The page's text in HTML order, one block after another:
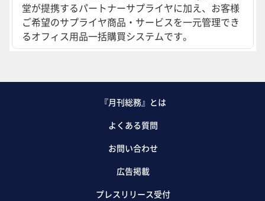
堂が提携するパートナーサプライヤに加え、お客様
ご希望のサプライヤ商品・サービスを一元管理でき
るオフィス用品一括購買システムです。
『月刊総務』とは
よくある質問
お問い合わせ
広告掲載
プレスリリース受付